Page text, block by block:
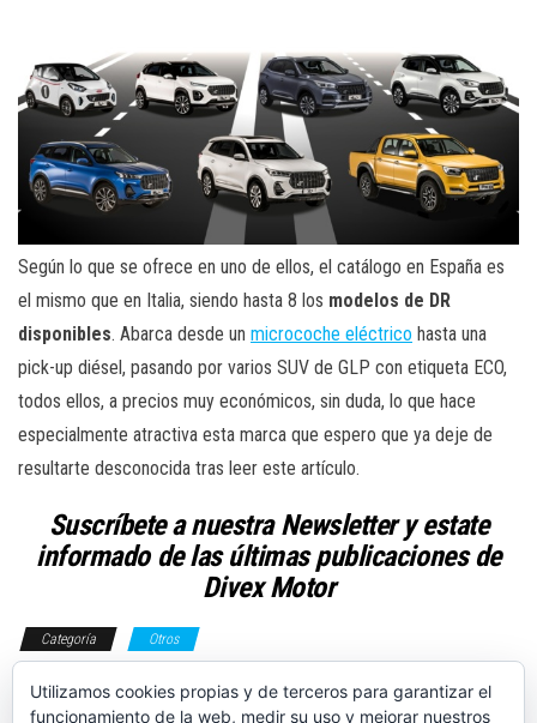
Según lo que se ofrece en uno de ellos, el catálogo en España es
el mismo que en Italia, siendo hasta 8 los modelos de DR
disponibles. Abarca desde un microcoche eléctrico hasta una
pick-up diésel, pasando por varios SUV de GLP con etiqueta ECO,
todos ellos, a precios muy económicos, sin duda, lo que hace
especialmente atractiva esta marca que espero que ya deje de
resultarte desconocida tras leer este artículo.
Suscríbete a nuestra Newsletter y estate
informado de las últimas publicaciones de
Divex Motor
Categoría Otros
Etiquetas coches baratos coches chinos dr
Utilizamos cookies propias y de terceros para garantizar el
funcionamiento de la web, medir su uso y mejorar nuestros